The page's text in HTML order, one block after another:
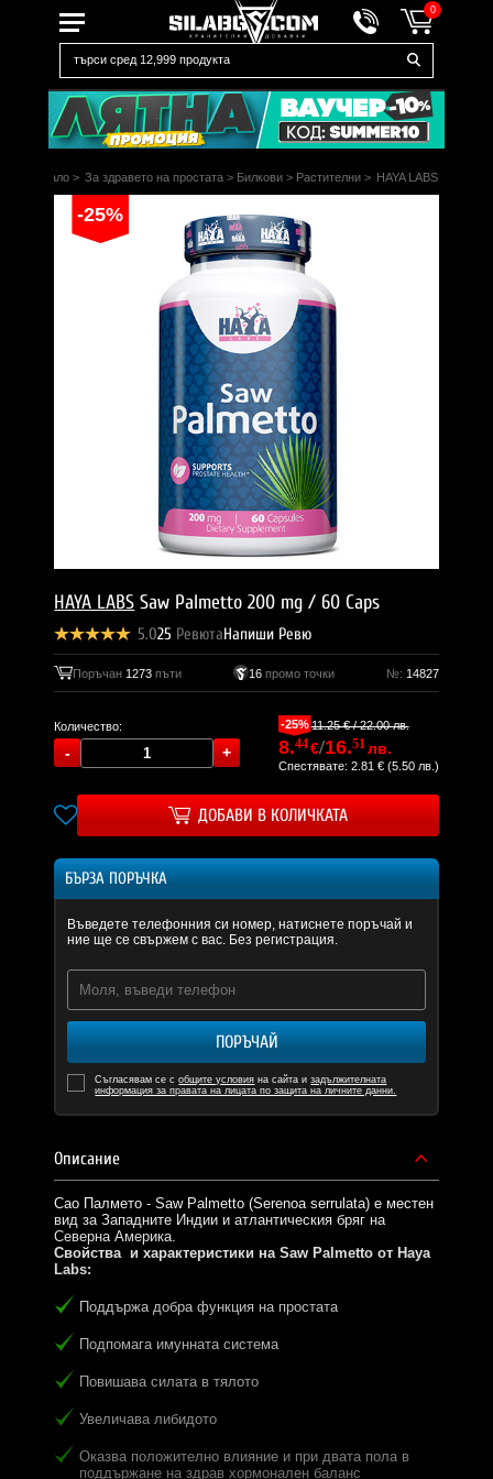
0
Начало > За здравето на простата > Билкови > Растителни > HAYA LABS
-25%
HAYA LABS Saw Palmetto 200 mg / 60 Caps
5.025 РевютаНапиши Ревю
Поръчан 1273 пъти 16промо точки №: 14827
Количество: -25%11.25 € / 22.00 лв.
8.44€/16.51 лв.
Спестявате: 2.81 € (5.50 лв.)
ДОБАВИ В КОЛИЧКАТА
БЪРЗА ПОРЪЧКА
Въведете телефонния си номер, натиснете поръчай и
ние ще се свържем с вас. Без регистрация.
ПОРЪЧАЙ
Съгласявам се собщите условия на сайта изадължителната
информация за правата на лицата по защита на личните данни.
Описание
Сао Палмето - Saw Palmetto (Serenoa serrulata) е местен
вид за Западните Индии и атлантическия бряг на
Северна Америка.
Свойства и характеристики на Saw Palmetto от Haya
Labs:
Поддържа добра функция на простата
Подпомага имунната система
Повишава силата в тялото
Увеличава либидото
Оказва положително влияние и при двата пола в
поддържане на здрав хормонален баланс